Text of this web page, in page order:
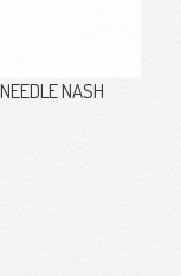
NASH